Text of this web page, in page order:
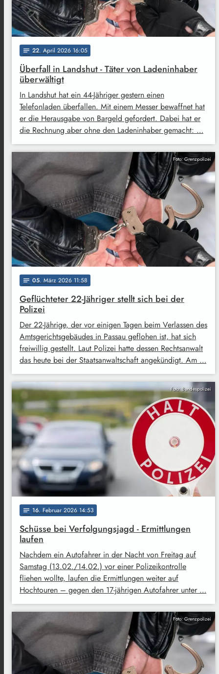
notes 22. April 2026 16:05
Überfall in Landshut - Täter von Ladeninhaber
überwältigt
In Landshut hat ein 44-Jähriger gestern einen
Telefonladen überfallen. Mit einem Messer bewaffnet hat
er die Herausgabe von Bargeld gefordert. Dabei hat er
die Rechnung aber ohne den Ladeninhaber gemacht: …
Foto: Grenzpolizei
notes 05. März 2026 11:58
Geflüchteter 22-Jähriger stellt sich bei der
Polizei
Der 22-Jährige, der vor einigen Tagen beim Verlassen des
Amtsgerichtsgebäudes in Passau geflohen ist, hat sich
freiwillig gestellt. Laut Polizei hatte dessen Rechtsanwalt
das heute bei der Staatsanwaltschaft angekündigt. Am …
Foto: Bundespolizei
notes 16. Februar 2026 14:53
Schüsse bei Verfolgungsjagd - Ermittlungen
laufen
Nachdem ein Autofahrer in der Nacht von Freitag auf
Samstag (13.02./14.02.) vor einer Polizeikontrolle
fliehen wollte, laufen die Ermittlungen weiter auf
Hochtouren – gegen den 17-jährigen Autofahrer unter …
Foto: Grenzpolizei